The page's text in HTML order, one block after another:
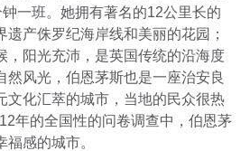
一班。她拥有著名的12公里长的
产侏罗纪海岸线和美丽的花园；
，阳光充沛，是英国传统的沿海度
然风光，伯恩茅斯也是一座治安良
文化汇萃的城市，当地的民众很热
年的全国性的问卷调查中，伯恩茅
感的城市。